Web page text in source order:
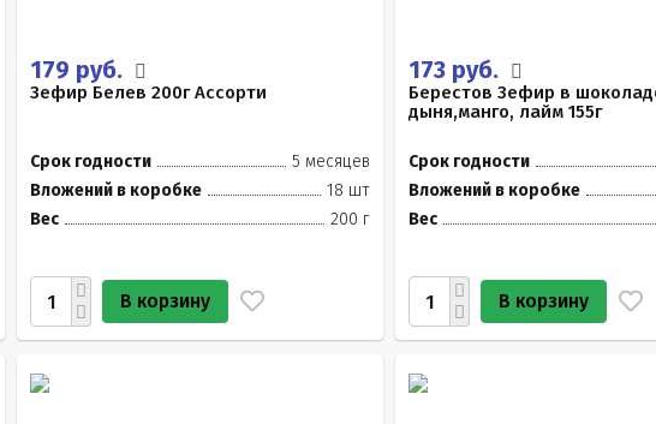
179 руб.
Зефир Белев 200г Ассорти
Срок годности
5 месяцев
Вложений в коробке
18 шт
Вес
200 г
В корзину
173 руб.
Берестов Зефир в
дыня,манго, лайм 155г
Срок годности
Вложений в коробке
Вес
В корзину